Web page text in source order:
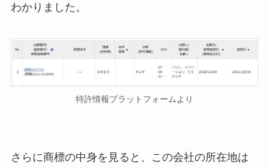
わかりました。
特許情報プラットフォームより
さらに商標の中身を見ると、この会社の所在地は